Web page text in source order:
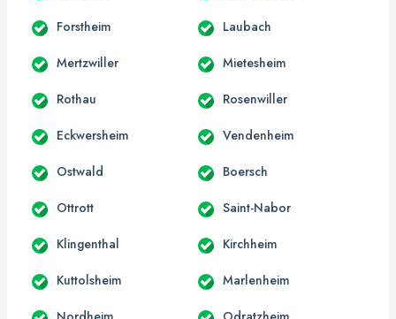
Forstheim Laubach
Mertzwiller Mietesheim
Rothau Rosenwiller
Eckwersheim Vendenheim
Ostwald Boersch
Ottrott Saint-Nabor
Klingenthal Kirchheim
Kuttolsheim Marlenheim